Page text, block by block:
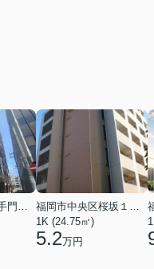
1K (24.75㎡)
5.2万円